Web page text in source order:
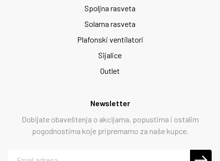
Spoljna rasveta
Solarna rasveta
Plafonski ventilatori
Sijalice
Outlet
Newsletter
Dobijate obaveštenja o akcijama, popustima i ostalim
pogodnostima koje pripremamo za naše kupce.